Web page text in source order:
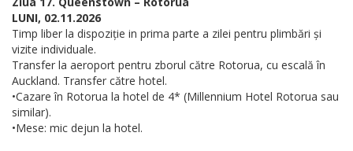
LUNI, 02.11.2026
Timp liber la dispoziție in prima parte a zilei pentru plimbări și
vizite individuale.
Transfer la aeroport pentru zborul către Rotorua, cu escală în
Auckland. Transfer către hotel.
•Cazare în Rotorua la hotel de 4* (Millennium Hotel Rotorua sau
similar).
•Mese: mic dejun la hotel.